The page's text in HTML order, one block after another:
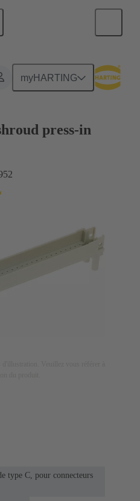
myHARTING
à carte fille
press-in
type C, pour connecteurs